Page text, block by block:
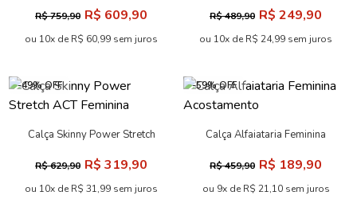
R$ 759,90 R$ 609,90
ou 10x de R$ 60,99 sem juros
R$ 489,90 R$ 249,90
ou 10x de R$ 24,99 sem juros
-49% OFF
Calça Skinny Power Stretch
R$ 629,90 R$ 319,90
ou 10x de R$ 31,99 sem juros
-59% OFF
Calça Alfaiataria Feminina
R$ 459,90 R$ 189,90
ou 9x de R$ 21,10 sem juros